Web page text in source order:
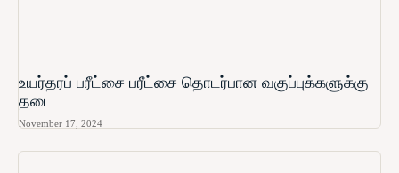
உயர்தரப் பரீட்சை பரீட்சை தொடர்பான வகுப்புக்களுக்கு
தடை
November 17, 2024